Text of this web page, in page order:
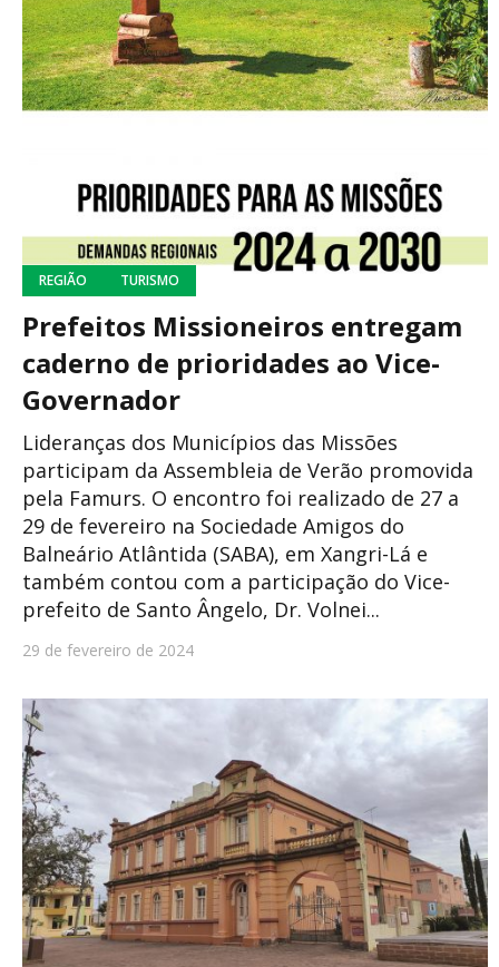
REGIÃO TURISMO
Prefeitos Missioneiros entregam
caderno de prioridades ao Vice-
Governador
Lideranças dos Municípios das Missões
participam da Assembleia de Verão promovida
pela Famurs. O encontro foi realizado de 27 a
29 de fevereiro na Sociedade Amigos do
Balneário Atlântida (SABA), em Xangri-Lá e
também contou com a participação do Vice-
prefeito de Santo Ângelo, Dr. Volnei...
29 de fevereiro de 2024